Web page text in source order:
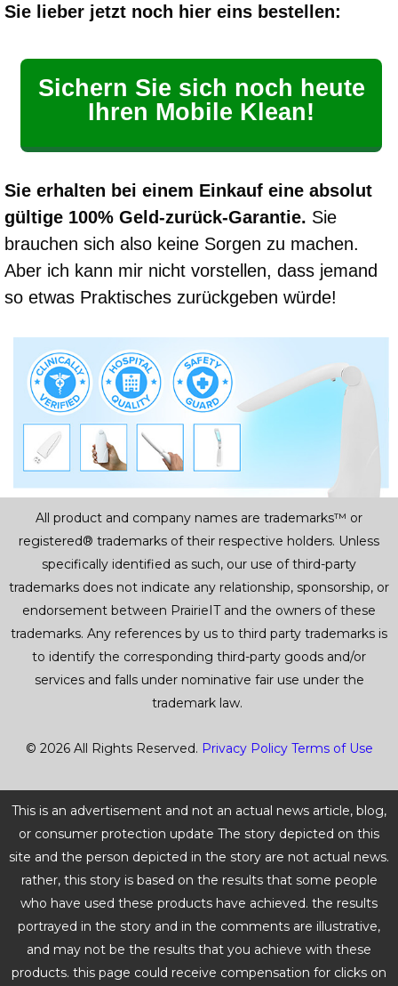
Sie lieber jetzt noch hier eins bestellen:
Sichern Sie sich noch heute
Ihren Mobile Klean!
Sie erhalten bei einem Einkauf eine absolut
gültige 100% Geld-zurück-Garantie. Sie
brauchen sich also keine Sorgen zu machen.
Aber ich kann mir nicht vorstellen, dass jemand
so etwas Praktisches zurückgeben würde!
All product and company names are trademarks™ or
registered® trademarks of their respective holders. Unless
specifically identified as such, our use of third-party
trademarks does not indicate any relationship, sponsorship, or
endorsement between PrairieIT and the owners of these
trademarks. Any references by us to third party trademarks is
to identify the corresponding third-party goods and/or
services and falls under nominative fair use under the
trademark law.
© 2026 All Rights Reserved. Privacy Policy Terms of Use
This is an advertisement and not an actual news article, blog,
or consumer protection update The story depicted on this
site and the person depicted in the story are not actual news.
rather, this story is based on the results that some people
who have used these products have achieved. the results
portrayed in the story and in the comments are illustrative,
and may not be the results that you achieve with these
products. this page could receive compensation for clicks on